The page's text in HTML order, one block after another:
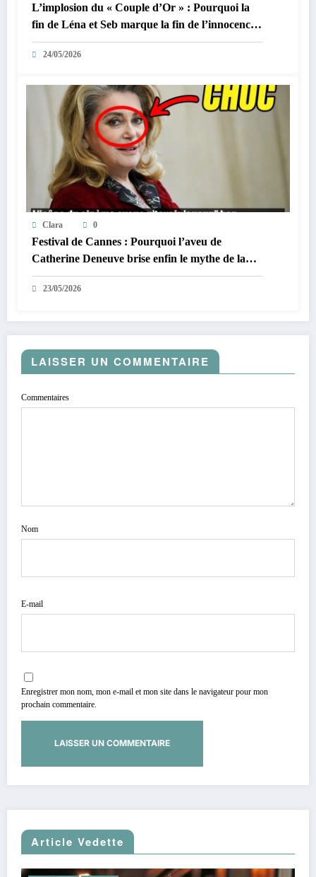
L’implosion du « Couple d’Or » : Pourquoi la
fin de Léna et Seb marque la fin de l’innocence
sur YouTube
24/05/2026
Clara 0
Festival de Cannes : Pourquoi l’aveu de
Catherine Deneuve brise enfin le mythe de la
Croisette
23/05/2026
LAISSER UN COMMENTAIRE
Commentaires
Nom
E-mail
Enregistrer mon nom, mon e-mail et mon site dans le navigateur pour mon
prochain commentaire.
Article Vedette